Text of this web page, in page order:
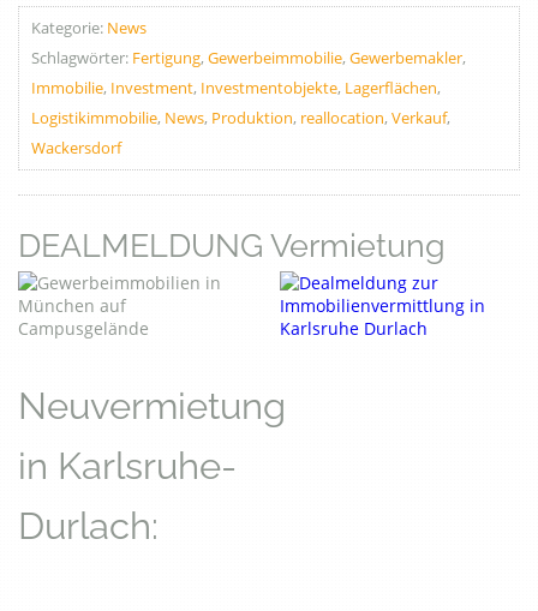
Kategorie: News
Schlagwörter: Fertigung, Gewerbeimmobilie, Gewerbemakler,
Immobilie, Investment, Investmentobjekte, Lagerflächen,
Logistikimmobilie, News, Produktion, reallocation, Verkauf,
Wackersdorf
DEALMELDUNG Vermietung
Neuvermietung
in Karlsruhe-
Durlach: